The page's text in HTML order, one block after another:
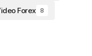
Forex 8